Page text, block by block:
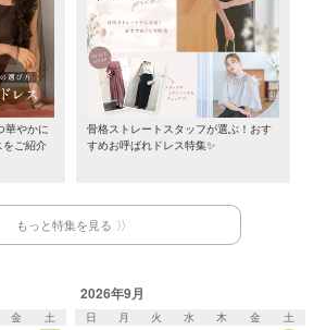
華やかに
をご紹介
骨格ストレートスタッフが選ぶ！おす
すめお呼ばれドレス特集✨
もっと特集を見る
金
土
2026年9月
日 月 火 水 木 金
土